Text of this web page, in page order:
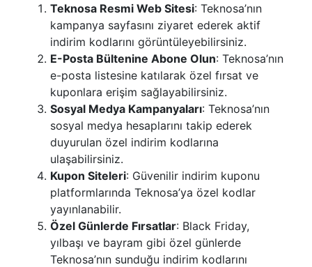
Teknosa Resmi Web Sitesi: Teknosa’nın
kampanya sayfasını ziyaret ederek aktif
indirim kodlarını görüntüleyebilirsiniz.
E-Posta Bültenine Abone Olun: Teknosa’nın
e-posta listesine katılarak özel fırsat ve
kuponlara erişim sağlayabilirsiniz.
Sosyal Medya Kampanyaları: Teknosa’nın
sosyal medya hesaplarını takip ederek
duyurulan özel indirim kodlarına
ulaşabilirsiniz.
Kupon Siteleri: Güvenilir indirim kuponu
platformlarında Teknosa’ya özel kodlar
yayınlanabilir.
Özel Günlerde Fırsatlar: Black Friday,
yılbaşı ve bayram gibi özel günlerde
Teknosa’nın sunduğu indirim kodlarını